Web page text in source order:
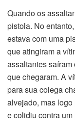
Quando os
pistola. No
estava com uma
que atingiram a
assaltantes
que chegaram. A
para sua colega
alvejado, mas
e colidiu contra